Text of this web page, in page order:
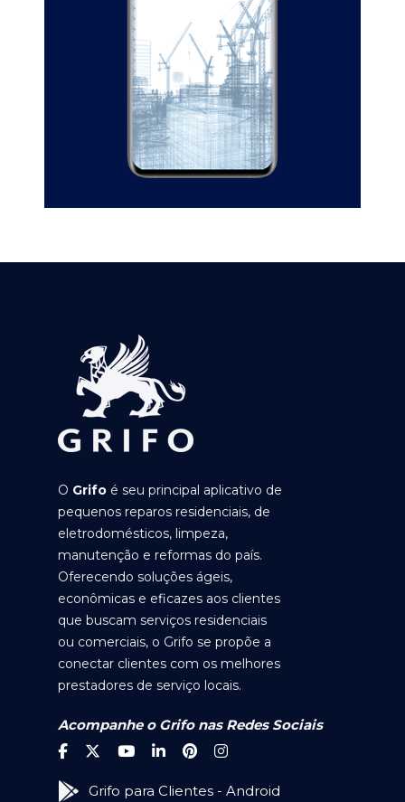
O Grifo é seu principal aplicativo de
pequenos reparos residenciais, de
eletrodomésticos, limpeza,
manutenção e reformas do país.
Oferecendo soluções ágeis,
econômicas e eficazes aos clientes
que buscam serviços residenciais
ou comerciais, o Grifo se propõe a
conectar clientes com os melhores
prestadores de serviço locais.
Acompanhe o Grifo nas Redes Sociais
Grifo para Clientes - Android